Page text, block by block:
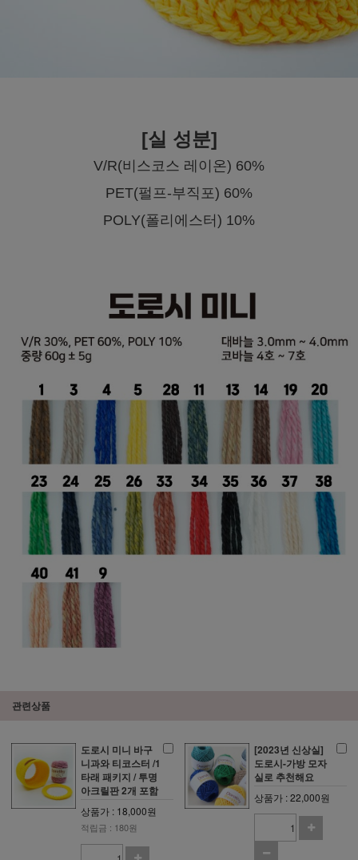
[실 성분]
V/R(비스코스 레이온) 60%
PET(펄프-부직포) 60%
POLY(폴리에스터) 10%
관련상품
도로시 미니 바구
니과와 티코스터 /1
타래 패키지 / 투명
아크릴판 2개 포함
상품가 : 18,000원
적립금 : 180원
[2023년 신상실]
도로시-가방 모자
실로 추천해요
상품가 : 22,000원